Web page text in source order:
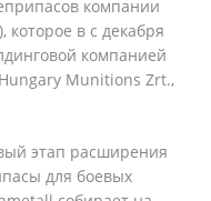
компании
в с декабря
компанией
Munitions Zrt.,
этап расширения
для боевых